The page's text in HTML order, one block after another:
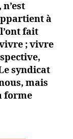
à
fait
; vivre
syndicat
mais
forme